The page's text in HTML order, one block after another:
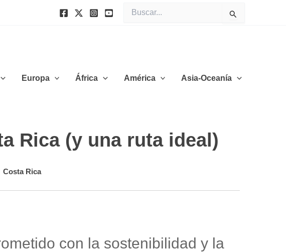
por:
Europa África América Asia-Oceanía
Rica (y una ruta ideal)
Costa Rica
con la sostenibilidad y la